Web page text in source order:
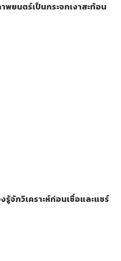
ยนตร์เป็นกระจกเงาสะท้อน
รู้จักวิเคราะห์ก่อนเชื่อและแชร์